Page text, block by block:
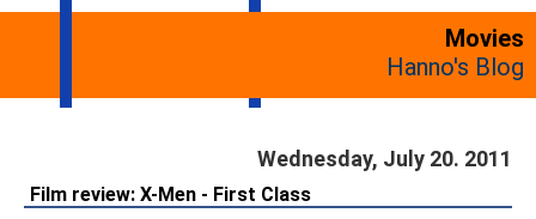
Movies
Hanno's Blog
Wednesday, July 20. 2011
Film review: X-Men - First Class